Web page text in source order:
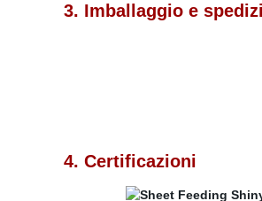
3. Imballaggio e
4. Certificazioni